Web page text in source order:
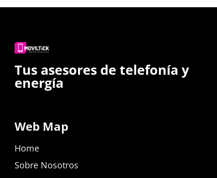
Tus asesores de telefonía y
energía
Web Map
Home
Sobre Nosotros